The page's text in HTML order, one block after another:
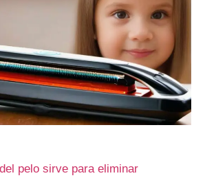
pelo sirve para eliminar